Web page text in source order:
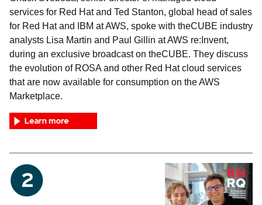
services for Red Hat and Ted Stanton, global head of sales
for Red Hat and IBM at AWS, spoke with theCUBE industry
analysts Lisa Martin and Paul Gillin at AWS re:Invent,
during an exclusive broadcast on theCUBE. They discuss
the evolution of ROSA and other Red Hat cloud services
that are now available for consumption on the AWS
Marketplace.